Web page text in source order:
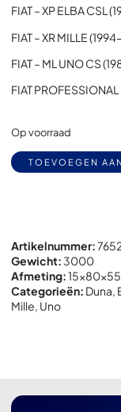
FIAT – XP ELBA CSL
FIAT – XR MILLE
FIAT – ML UNO CS
FIAT
Op voorraad
TOEVOEGEN
Artikelnummer:
Gewicht: 3000
Afmeting:15x80x
Categorieën: Duna,
Mille, Uno